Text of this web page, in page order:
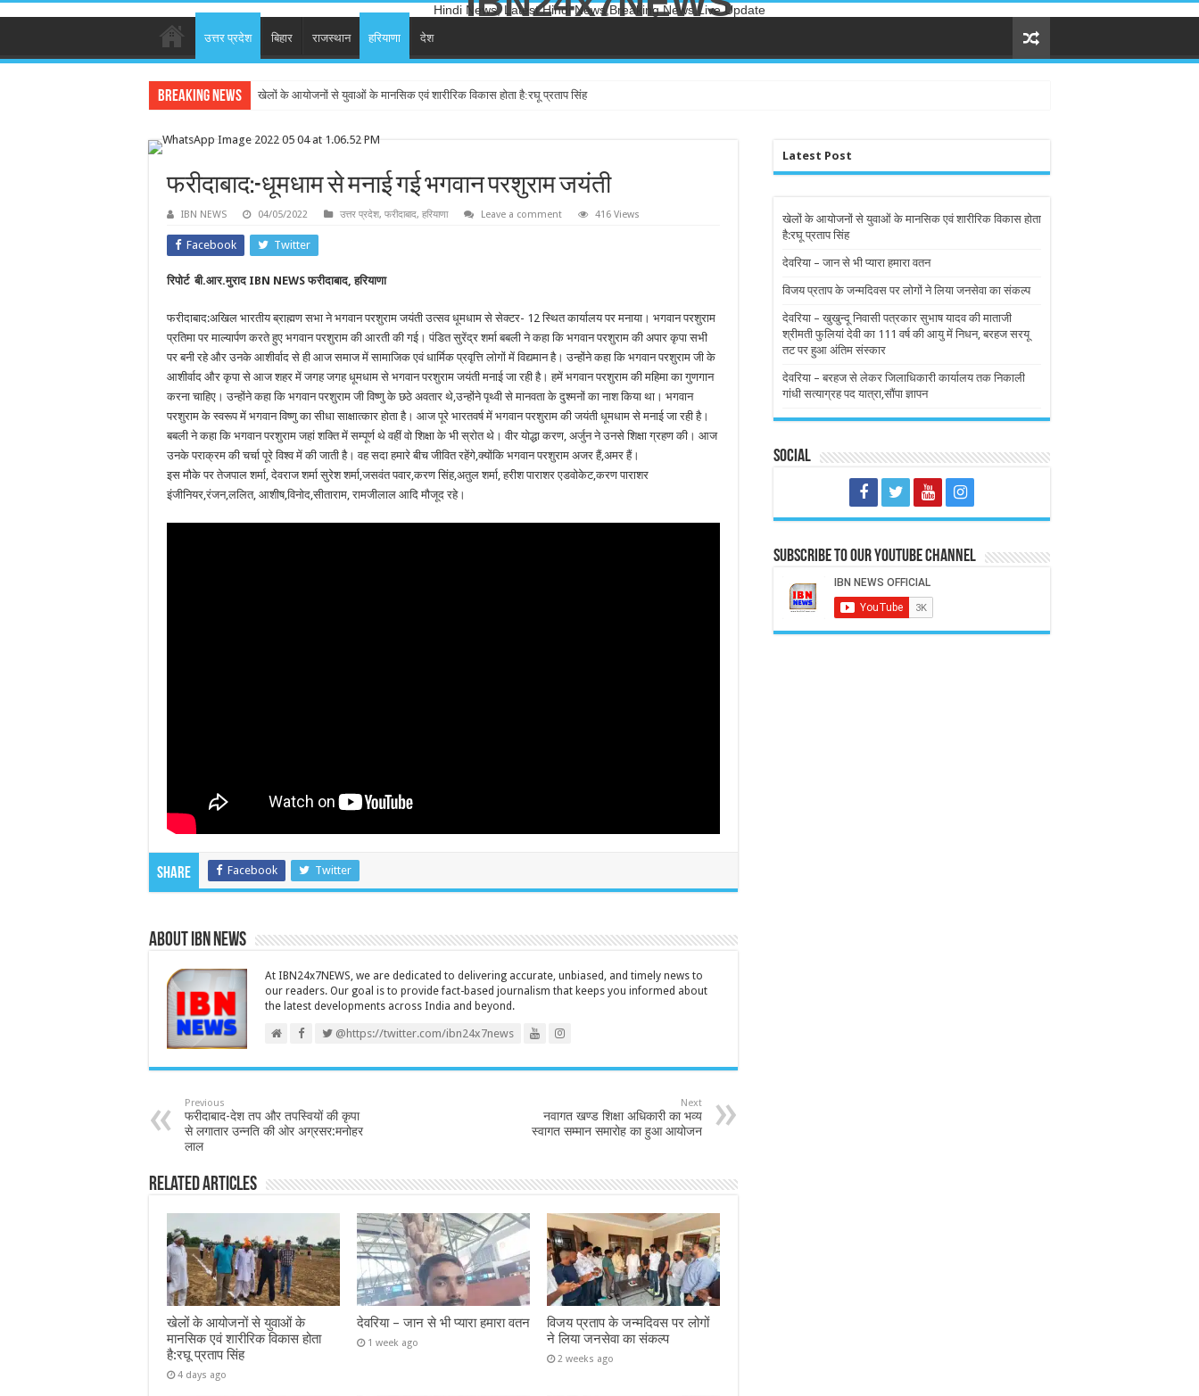
Hindi News, Latest Hindi News,Breaking News,Live Update
उत्तर प्रदेश बिहार राजस्थान हरियाणा देश
Breaking News खेलों के आयोजनों से युवाओं के मानसिक एवं शारीरिक विकास होता है:रघू प्रताप सिंह
फरीदाबाद:-धूमधाम से मनाई गई भगवान परशुराम जयंती
IBN NEWS 04/05/2022 उत्तर प्रदेश, फरीदाबाद, हरियाणा Leave a comment 416 Views
Facebook Twitter
रिपोर्ट बी.आर.मुराद IBN NEWS फरीदाबाद, हरियाणा
फरीदाबाद:अखिल भारतीय ब्राह्मण सभा ने भगवान परशुराम जयंती उत्सव धूमधाम से सेक्टर- 12 स्थित कार्यालय पर मनाया। भगवान परशुराम
प्रतिमा पर माल्यार्पण करते हुए भगवान परशुराम की आरती की गई। पंडित सुरेंद्र शर्मा बबली ने कहा कि भगवान परशुराम की अपार कृपा सभी
पर बनी रहे और उनके आशीर्वाद से ही आज समाज में सामाजिक एवं धार्मिक प्रवृत्ति लोगों में विद्यमान है। उन्होंने कहा कि भगवान परशुराम जी के
आशीर्वाद और कृपा से आज शहर में जगह जगह धूमधाम से भगवान परशुराम जयंती मनाई जा रही है। हमें भगवान परशुराम की महिमा का गुणगान
करना चाहिए। उन्होंने कहा कि भगवान परशुराम जी विष्णु के छठे अवतार थे,उन्होंने पृथ्वी से मानवता के दुश्मनों का नाश किया था। भगवान
परशुराम के स्वरूप में भगवान विष्णु का सीधा साक्षात्कार होता है। आज पूरे भारतवर्ष में भगवान परशुराम की जयंती धूमधाम से मनाई जा रही है।
बबली ने कहा कि भगवान परशुराम जहां शक्ति में सम्पूर्ण थे वहीं वो शिक्षा के भी स्रोत थे। वीर योद्धा करण, अर्जुन ने उनसे शिक्षा ग्रहण की। आज
उनके पराक्रम की चर्चा पूरे विश्व में की जाती है। वह सदा हमारे बीच जीवित रहेंगे,क्योंकि भगवान परशुराम अजर हैं,अमर हैं।
इस मौके पर तेजपाल शर्मा, देवराज शर्मा सुरेश शर्मा,जसवंत पवार,करण सिंह,अतुल शर्मा, हरीश पाराशर एडवोकेट,करण पाराशर
इंजीनियर,रंजन,ललित, आशीष,विनोद,सीताराम, रामजीलाल आदि मौजूद रहे।
Share Facebook Twitter
About IBN NEWS
At IBN24x7NEWS, we are dedicated to delivering accurate, unbiased, and timely news to
our readers. Our goal is to provide fact-based journalism that keeps you informed about
the latest developments across India and beyond.
@https://twitter.com/ibn24x7news
Previous
फरीदाबाद-देश तप और तपस्वियों की कृपा
से लगातार उन्नति की ओर अग्रसर:मनोहर
लाल
Next
नवागत खण्ड शिक्षा अधिकारी का भव्य
स्वागत सम्मान समारोह का हुआ आयोजन
Related Articles
खेलों के आयोजनों से युवाओं के
मानसिक एवं शारीरिक विकास होता
है:रघू प्रताप सिंह
4 days ago
देवरिया – जान से भी प्यारा हमारा वतन
1 week ago
विजय प्रताप के जन्मदिवस पर लोगों
ने लिया जनसेवा का संकल्प
2 weeks ago
Latest Post
खेलों के आयोजनों से युवाओं के मानसिक एवं शारीरिक विकास होता
है:रघू प्रताप सिंह
देवरिया – जान से भी प्यारा हमारा वतन
विजय प्रताप के जन्मदिवस पर लोगों ने लिया जनसेवा का संकल्प
देवरिया – खुखुन्दू निवासी पत्रकार सुभाष यादव की माताजी
श्रीमती फुलियां देवी का 111 वर्ष की आयु में निधन, बरहज सरयू
तट पर हुआ अंतिम संस्कार
देवरिया – बरहज से लेकर जिलाधिकारी कार्यालय तक निकाली
गांधी सत्याग्रह पद यात्रा,सौंपा ज्ञापन
Social
Subscribe to our Youtube Channel